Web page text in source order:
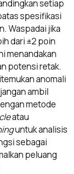
setiap
spesifikasi
Waspadai jika
dari ±2 poin
menandakan
potensi retak.
anomali
ambil
metode
atau
untuk analisis
sebagai
peluang